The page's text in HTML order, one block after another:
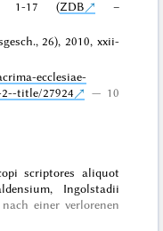
1-17 (ZDB
–
26), 2010, xxii-
ecclesiae-
title/27924
10
scriptores aliquot
Ingolstadii
einer verlorenen